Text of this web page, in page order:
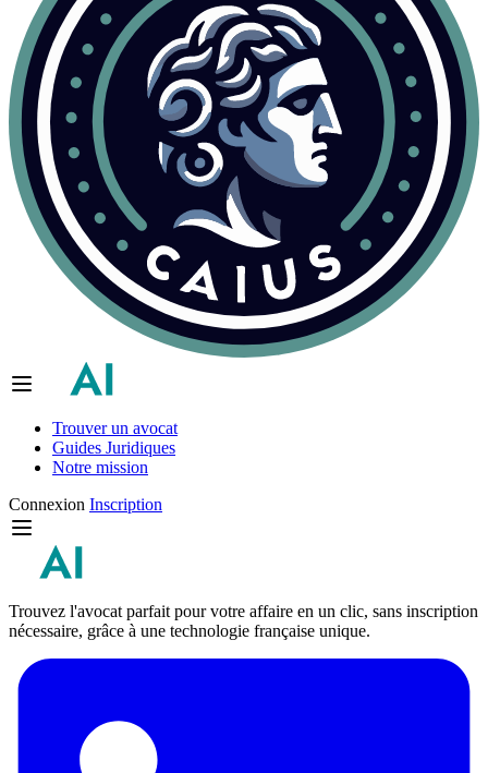
Trouver un avocat
Guides Juridiques
Notre mission
Connexion Inscription
Trouvez l'avocat parfait pour votre affaire en un clic, sans inscription
nécessaire, grâce à une technologie française unique.